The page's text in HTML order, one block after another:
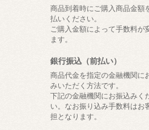
商品到着時にご購入商品金額
払いください。
ご購入金額によって手数料が
ます。
銀行振込（前払い）
商品代金を指定の金融機関に
みいただく方法です。
下記の金融機関にお振込みく
い。なお振り込み手数料はお
担となります。